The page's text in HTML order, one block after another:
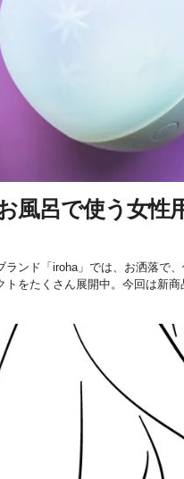
風呂で使う女性
ンド「iroha」では、お洒落で
をたくさん展開中。今回は新商